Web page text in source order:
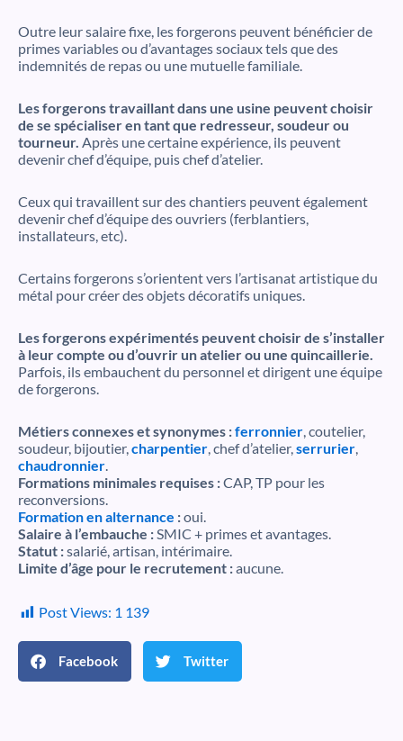
Outre leur salaire fixe, les forgerons peuvent bénéficier de
primes variables ou d’avantages sociaux tels que des
indemnités de repas ou une mutuelle familiale.
Les forgerons travaillant dans une usine peuvent choisir
de se spécialiser en tant que redresseur, soudeur ou
tourneur. Après une certaine expérience, ils peuvent
devenir chef d’équipe, puis chef d’atelier.
Ceux qui travaillent sur des chantiers peuvent également
devenir chef d’équipe des ouvriers (ferblantiers,
installateurs, etc).
Certains forgerons s’orientent vers l’artisanat artistique du
métal pour créer des objets décoratifs uniques.
Les forgerons expérimentés peuvent choisir de s’installer
à leur compte ou d’ouvrir un atelier ou une quincaillerie.
Parfois, ils embauchent du personnel et dirigent une équipe
de forgerons.
Métiers connexes et synonymes :ferronnier , coutelier,
soudeur, bijoutier, charpentier , chef d’atelier, serrurier
chaudronnier
Formations minimales requises :CAP, TP pour les
reconversions.
Formation en alternance :oui.
Salaire à l’embauche : SMIC + primes et avantages.
Statut :salarié, artisan, intérimaire.
Limite d’âge pour le recrutement :aucune.
Post Views: 1 139
Facebook Twitter